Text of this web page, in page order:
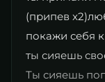
(припев
покажи себя
ты сияешь
Ты сияешь